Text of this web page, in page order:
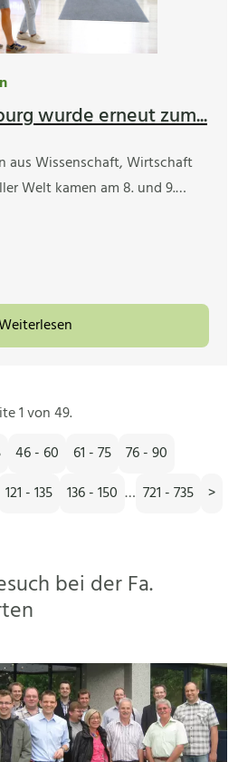
wurde erneut zum...
aus Wissenschaft, Wirtschaft
Welt kamen am 8. und 9.…
1 von 49.
46 - 60 61 - 75
76 - 90
121 - 135 136 - 150 … 721 - 735
>
bei der Fa.